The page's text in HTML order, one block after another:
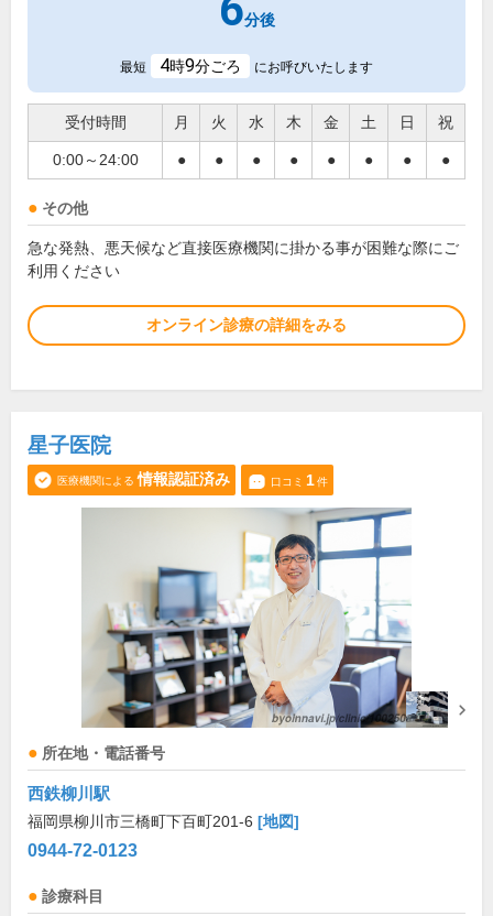
6分後
最短 4時9分ごろ にお呼びいたします
受付時間 月 火 水 木 金 土 日 祝
0:00～24:00 ● ● ● ● ● ● ● ●
その他
急な発熱、悪天候など直接医療機関に掛かる事が困難な際にご
利用ください
オンライン診療の詳細をみる
星子医院
医療機関による 情報認証済み 口コミ 1件
所在地・電話番号
西鉄柳川駅
福岡県柳川市三橋町下百町201-6 [地図]
0944-72-0123
診療科目